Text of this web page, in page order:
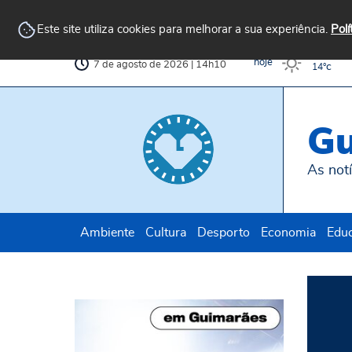
Este site utiliza cookies para melhorar a sua experiência.
Municipal
Municipal
7 de agosto de 2026 | 14h10 hoje 14°c
As
Ambiente Cultura Desporto Economia